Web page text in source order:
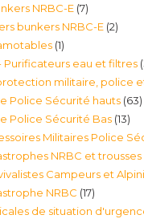
produit
NRBC-E 77
produits
bunkers NRBC-E 22
11
produit
Purificateurs eau et filtres
militaire, police
Police Sécurité hauts 6363
Police Sécurité Bas 1313
Militaires Police
NRBC et
Campeurs et
NRBC 1717
produits
de situation